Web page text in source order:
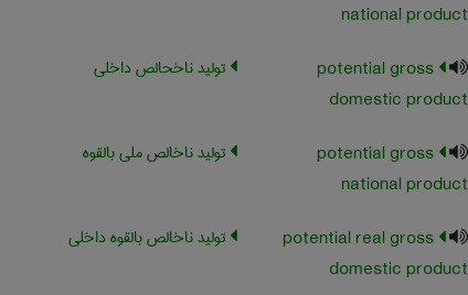
national product
potential gross
domestic product
تولید ناخحالص داخلی
potential gross
national product
تولید ناخالص ملی بالقوه
potential real gross
domestic product
تولید ناخالص بالقوه داخلی